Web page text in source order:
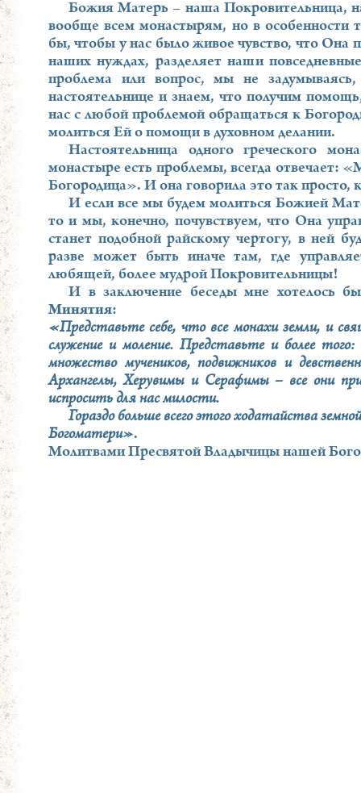
Божия Матерь – наша Покровительница,
вообще всем монастырям, но в особенности
бы, чтобы у нас было живое чувство, что Она
наших нуждах, разделяет наши
проблема или вопрос, мы не
настоятельнице и знаем, что получим
нас с любой проблемой обращаться к
молиться Ей о помощи в духовном делании.
Настоятельница одного греческого
монастыре есть проблемы, всегда отвечает:
Богородица». И она говорила это так просто,
И если все мы будем молиться Божией
то и мы, конечно, почувствуем, что Она
станет подобной райскому чертогу, в ней
разве может быть иначе там, где
любящей, более мудрой Покровительницы!
И в заключение беседы мне хотелось
Минятия:
«Представьте себе, что все монахи земли, и
служение и моление. Представьте и более
множество мучеников, подвижников и
Архангелы, Херувимы и Серафимы – все они
испросить для нас милости.
Гораздо больше всего этого ходатайства
Богоматери».
Молитвами Пресвятой Владычицы нашей